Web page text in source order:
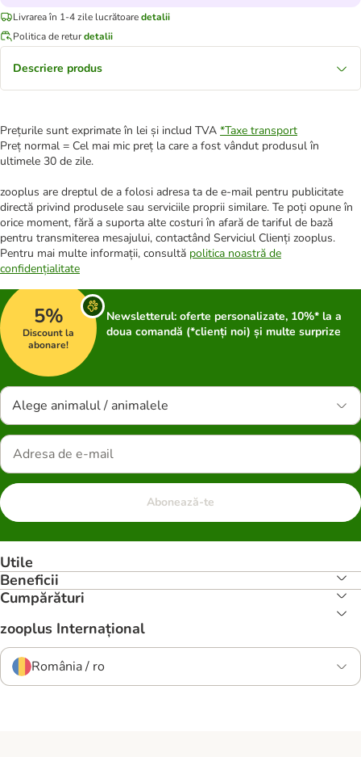
Livrarea în 1-4 zile lucrătoaredetalii
Politica de returdetalii
Descriere produs
Prețurile sunt exprimate în lei și includ TVA *Taxe transport
Preț normal = Cel mai mic preț la care a fost vândut produsul în
ultimele 30 de zile.
zooplus are dreptul de a folosi adresa ta de e-mail pentru publicitate
directă privind produsele sau serviciile proprii similare. Te poți opune în
orice moment, fără a suporta alte costuri în afară de tariful de bază
pentru transmiterea mesajului, contactând Serviciul Clienți zooplus.
Pentru mai multe informații, consultă politica noastră de
confidențialitate
5%
Discount la
abonare!
Newsletterul: oferte personalizate, 10%* la a
doua comandă (*clienți noi) și multe surprize
Alege animalul / animalele
Abonează-te
Utile
Beneficii
Cumpărături
zooplus Internațional
România / ro